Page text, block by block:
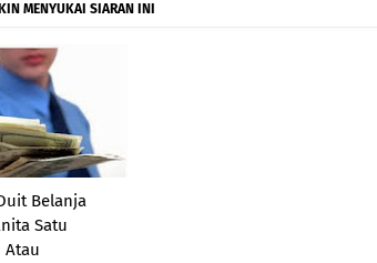
MENYUKAI SIARAN INI
Belanja
Satu
Atau